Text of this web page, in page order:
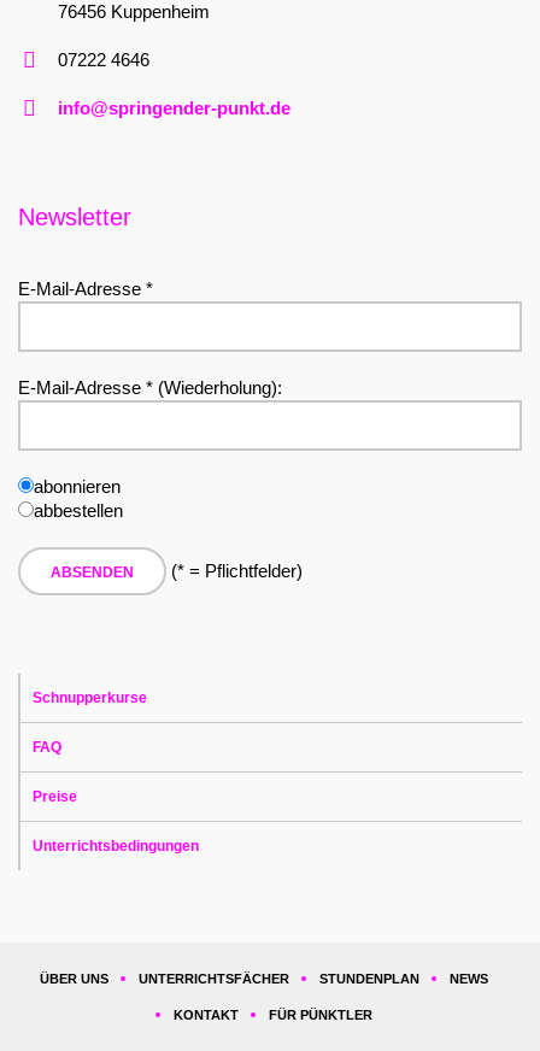
76456 Kuppenheim
07222 4646
info@springender-punkt.de
Newsletter
E-Mail-Adresse *
E-Mail-Adresse * (Wiederholung):
abonnieren
abbestellen
(* = Pflichtfelder)
Schnupperkurse
FAQ
Preise
Unterrichtsbedingungen
ÜBER UNS UNTERRICHTSFÄCHER STUNDENPLAN NEWS
KONTAKT FÜR PÜNKTLER